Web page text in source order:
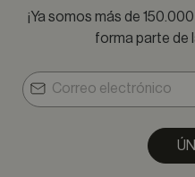
¡Ya somos más de
forma parte de